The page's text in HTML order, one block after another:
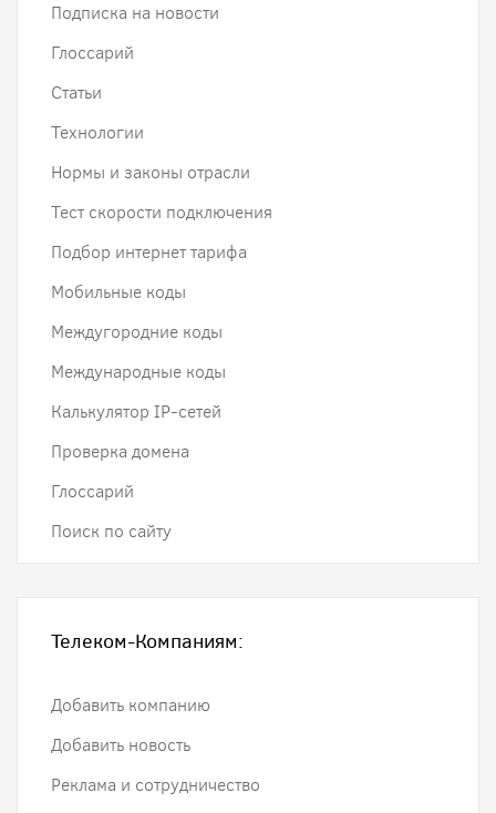
Подписка на новости
Глоссарий
Статьи
Технологии
Нормы и законы отрасли
Тест скорости подключения
Подбор интернет тарифа
Мобильные коды
Междугородние коды
Международные коды
Калькулятор IP-сетей
Проверка домена
Глоссарий
Поиск по сайту
Телеком-Компаниям:
Добавить компанию
Добавить новость
Реклама и сотрудничество